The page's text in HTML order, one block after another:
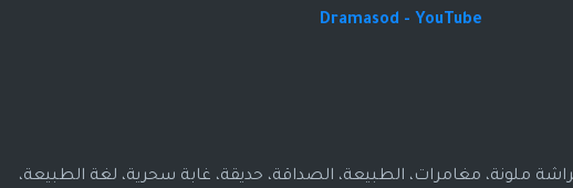
Dramasod - YouTube
ملونة، مغامرات، الطبيعة، الصداقة، حديقة، غابة سحرية، لغة الطبيعة،